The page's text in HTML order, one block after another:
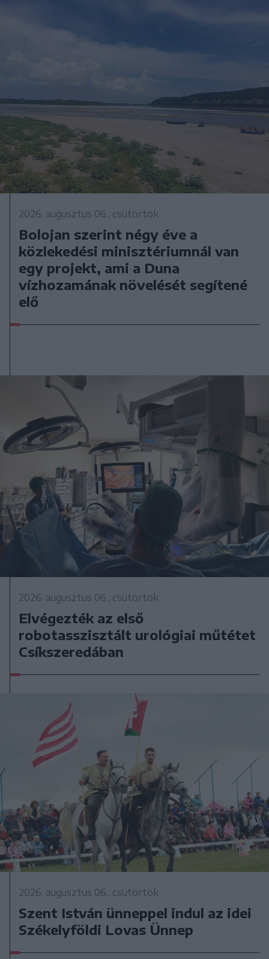
2026. augusztus 06., csütörtök
Bolojan szerint négy éve a
közlekedési minisztériumnál van
egy projekt, ami a Duna
vízhozamának növelését segítené
elő
2026. augusztus 06., csütörtök
Elvégezték az első
robotasszisztált urológiai műtétet
Csíkszeredában
2026. augusztus 06., csütörtök
Szent István ünneppel indul az idei
Székelyföldi Lovas Ünnep